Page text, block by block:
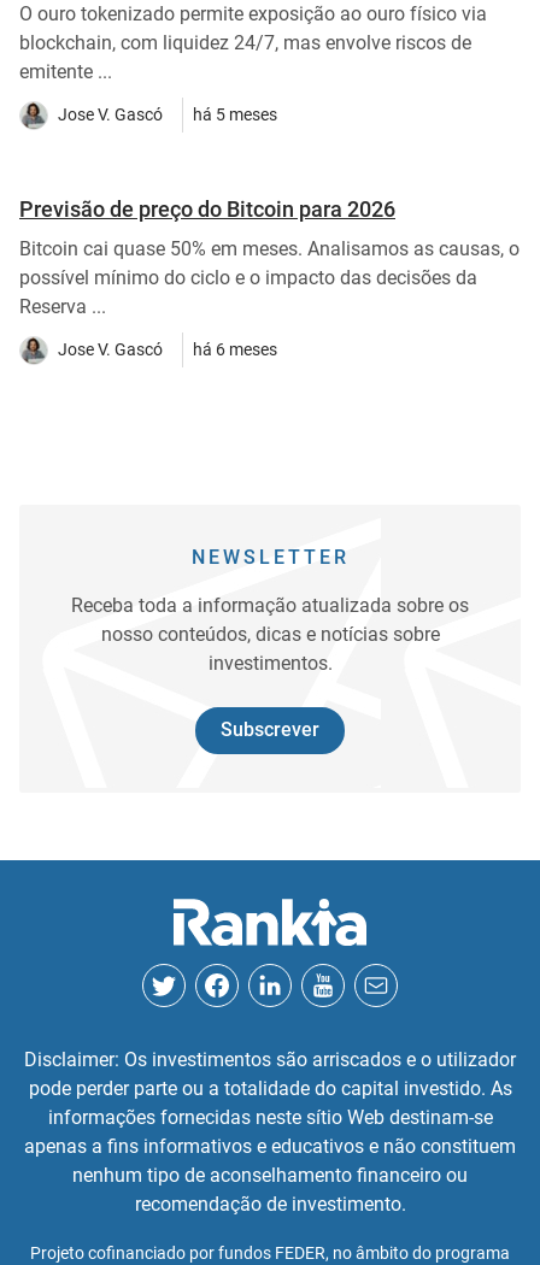
O ouro tokenizado permite exposição ao ouro físico via
blockchain, com liquidez 24/7, mas envolve riscos de
emitente ...
Jose V. Gascó há 5 meses
Previsão de preço do Bitcoin para 2026
Bitcoin cai quase 50% em meses. Analisamos as causas, o
possível mínimo do ciclo e o impacto das decisões da
Reserva ...
Jose V. Gascó há 6 meses
NEWSLETTER
Receba toda a informação atualizada sobre os
nosso conteúdos, dicas e notícias sobre
investimentos.
Subscrever
Disclaimer: Os investimentos são arriscados e o utilizador
pode perder parte ou a totalidade do capital investido. As
informações fornecidas neste sítio Web destinam-se
apenas a fins informativos e educativos e não constituem
nenhum tipo de aconselhamento financeiro ou
recomendação de investimento.
Projeto cofinanciado por fundos FEDER, no âmbito do programa